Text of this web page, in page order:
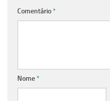
Comentário*
Nome*